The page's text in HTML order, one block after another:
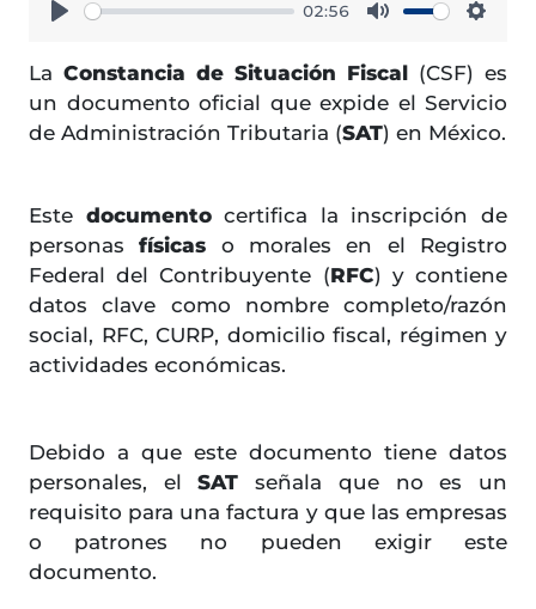
02:56
La Constancia de Situación Fiscal (CSF) es
un documento oficial que expide el Servicio
de Administración Tributaria (SAT) en México.
Este documentocertifica la inscripción de
personasfísicas o morales en el Registro
Federal del Contribuyente (RFC) y contiene
datos clave como nombre completo/razón
social, RFC, CURP, domicilio fiscal, régimen y
actividades económicas.
Debido a que este documento tiene datos
personales, elSATseñala que no es un
requisito para una factura y que las empresas
o patrones no pueden exigir este
documento.